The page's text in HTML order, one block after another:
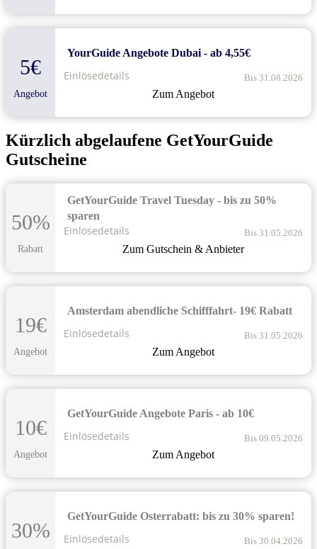
5€
Angebot
YourGuide Angebote Dubai - ab 4,55€
Zum Angebot
Bis 31.08.2026
Einlösedetails
Kürzlich abgelaufene GetYourGuide
Gutscheine
50%
Rabatt
GetYourGuide Travel Tuesday - bis zu 50%
sparen
Zum Gutschein & Anbieter
Bis 31.05.2026
Einlösedetails
19€
Angebot
Amsterdam abendliche Schifffahrt- 19€ Rabatt
Zum Angebot
Bis 31.05.2026
Einlösedetails
10€
Angebot
GetYourGuide Angebote Paris - ab 10€
Zum Angebot
Bis 09.05.2026
Einlösedetails
30%
GetYourGuide Osterrabatt: bis zu 30% sparen!
Bis 30.04.2026
Einlösedetails